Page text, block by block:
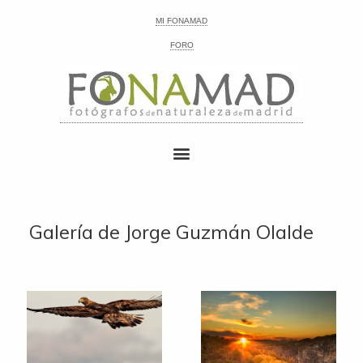
MI FONAMAD
FORO
Galería de Jorge Guzmán Olalde